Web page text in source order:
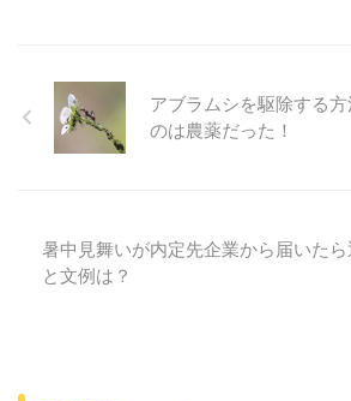
アブラムシを駆除する
のは農薬だった！
暑中見舞いが内定先企業から届いた
と文例は？